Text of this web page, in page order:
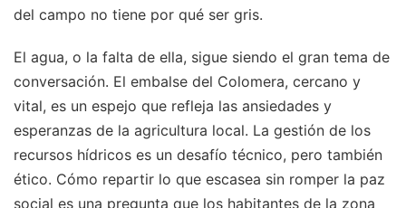
del campo no tiene por qué ser gris.
El agua, o la falta de ella, sigue siendo el gran tema de
conversación. El embalse del Colomera, cercano y
vital, es un espejo que refleja las ansiedades y
esperanzas de la agricultura local. La gestión de los
recursos hídricos es un desafío técnico, pero también
ético. Cómo repartir lo que escasea sin romper la paz
social es una pregunta que los habitantes de la zona